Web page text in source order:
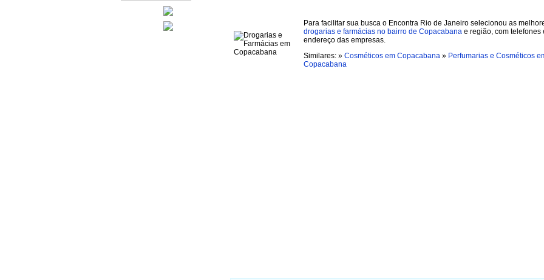
Para facilitar sua busca o Encontra Rio de Janeiro selecionou as
drogarias e farmácias no bairro de Copacabana e região, com telefones
endereço das empresas.
Similares: » Cosméticos em Copacabana » Perfumarias e Cosméticos
Copacabana